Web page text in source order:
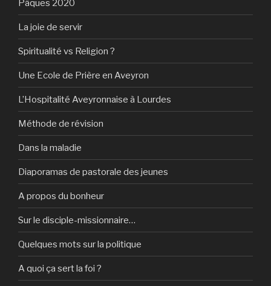
Pâques 2020
La joie de servir
Spiritualité vs Religion ?
Une Ecole de Prière en Aveyron
L’Hospitalité Aveyronnaise à Lourdes
Méthode de révision
Dans la maladie
Diaporamas de pastorale des jeunes
A propos du bonheur
Sur le disciple-missionnaire…
Quelques mots sur la politique
A quoi ça sert la foi ?